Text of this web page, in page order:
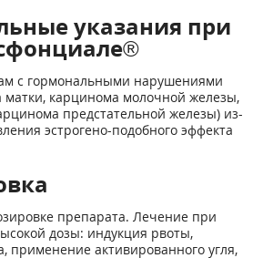
указания при
с гормональными нарушениями
матки, карцинома молочной железы,
предстательной железы) из-
эстрогено-подобного эффекта
препарата. Лечение при
дозы: индукция рвоты,
применение активированного угля,